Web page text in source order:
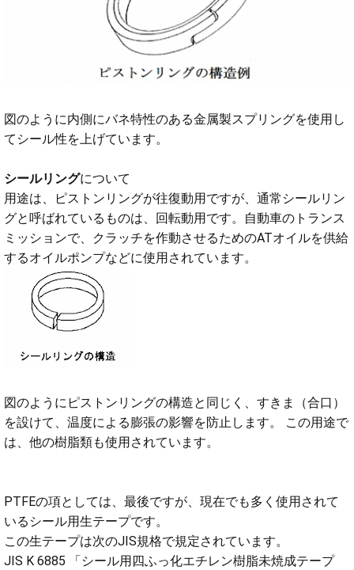
図のように内側にバネ特性のある金属製スプリングを使用し
てシール性を上げています。
シールリングについて
用途は、ピストンリングが往復動用ですが、通常シールリン
グと呼ばれているものは、回転動用です。自動車のトランス
ミッションで、クラッチを作動させるためのATオイルを供給
するオイルポンプなどに使用されています。
図のようにピストンリングの構造と同じく、すきま（合口）
を設けて、温度による膨張の影響を防止します。 この用途で
は、他の樹脂類も使用されています。
PTFEの項としては、最後ですが、現在でも多く使用されて
いるシール用生テープです。
この生テープは次のJIS規格で規定されています。
JIS K 6885 「シール用四ふっ化エチレン樹脂未焼成テープ